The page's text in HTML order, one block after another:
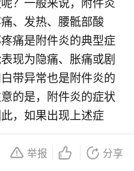
、发热、腰骶部酸
痛是附件炎的典型症
现为隐痛、胀痛或剧
带异常也是附件炎的
的是，附件炎的症状
，如果出现上述症
举报 分享